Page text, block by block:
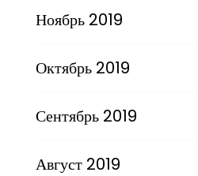
Ноябрь 2019
Октябрь 2019
Сентябрь 2019
Август 2019